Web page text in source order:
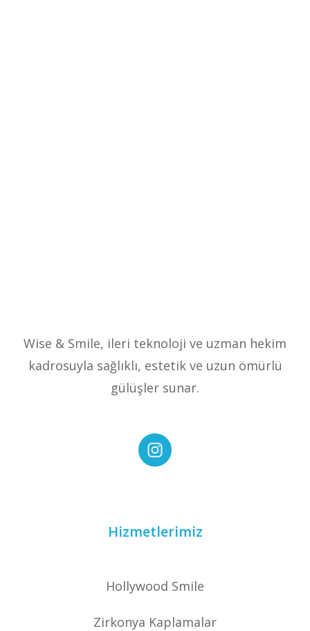
Wise & Smile, ileri teknoloji ve uzman hekim
kadrosuyla sağlıklı, estetik ve uzun ömürlü
gülüşler sunar.
Hizmetlerimiz
Hollywood Smile
Zirkonya Kaplamalar